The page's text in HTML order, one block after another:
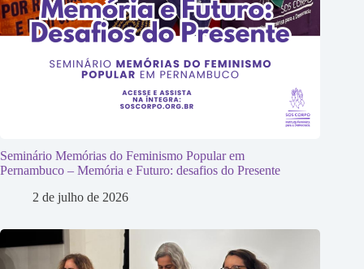
Seminário Memórias do Feminismo Popular em
Pernambuco – Memória e Futuro: desafios do Presente
2 de julho de 2026